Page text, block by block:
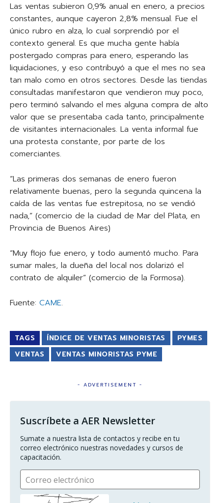
Las ventas subieron 0,9% anual en enero, a precios
constantes, aunque cayeron 2,8% mensual. Fue el
único rubro en alza, lo cual sorprendió por el
contexto general. Es que mucha gente había
postergado compras para enero, esperando las
liquidaciones, y eso contribuyó a que el mes no sea
tan malo como en otros sectores. Desde las tiendas
consultadas manifestaron que vendieron muy poco,
pero terminó salvando el mes alguna compra de alto
valor que se presentaba cada tanto, principalmente
de visitantes internacionales. La venta informal fue
una protesta constante, por parte de los
comerciantes.
“Las primeras dos semanas de enero fueron
relativamente buenas, pero la segunda quincena la
caída de las ventas fue estrepitosa, no se vendió
nada,” (comercio de la ciudad de Mar del Plata, en
Provincia de Buenos Aires)
“Muy flojo fue enero, y todo aumentó mucho. Para
sumar males, la dueña del local nos dolarizó el
contrato de alquiler” (comercio de la Formosa).
Fuente: CAME.
TAGS ÍNDICE DE VENTAS MINORISTAS
PYMES
VENTAS
VENTAS MINORISTAS PYME
- ADVERTISEMENT -
Suscríbete a AER Newsletter
Sumate a nuestra lista de contactos y recibe en tu
correo electrónico nuestras novedades y cursos de
capacitación.
Correo electrónico